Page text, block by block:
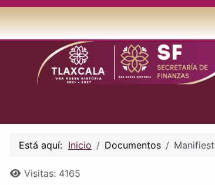
Está aquí: Inicio Documentos
Detalles
Visitas: 4165